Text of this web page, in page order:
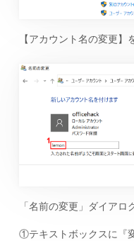
【アカウント名の変更】
「名前の変更」ダイアロ
①テキストボックスに『